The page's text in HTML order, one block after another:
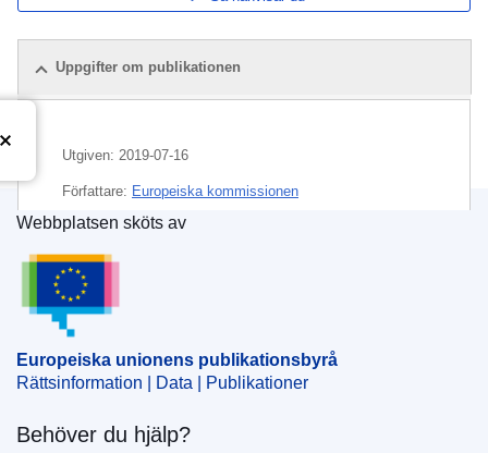
Uppgifter om publikationen
Utgiven: 2019-07-16
Författare: Europeiska kommissionen
Schlesien
transportbestämmelser
CELEX : 52019XC0716(01)
OJ : JOC_2019_239_R_0005
Europeiska unionens publikationsbyrå
Webbplatsen sköts av
Europeiska unionens publikationsbyrå
Rättsinformation | Data | Publikationer
Behöver du hjälp?